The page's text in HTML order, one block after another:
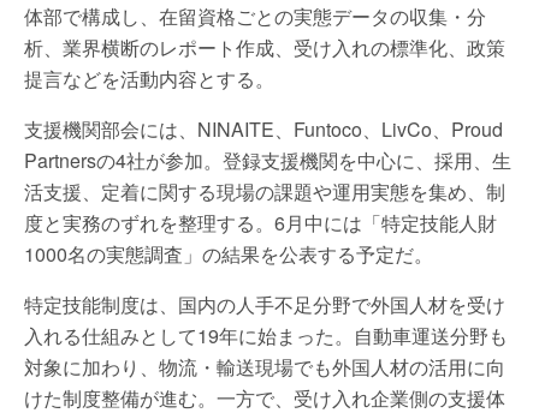
体部で構成し、在留資格ごとの実態データの収集・分
析、業界横断のレポート作成、受け入れの標準化、政策
提言などを活動内容とする。
支援機関部会には、NINAITE、Funtoco、LivCo、Proud
Partnersの4社が参加。登録支援機関を中心に、採用、生
活支援、定着に関する現場の課題や運用実態を集め、制
度と実務のずれを整理する。6月中には「特定技能人財
1000名の実態調査」の結果を公表する予定だ。
特定技能制度は、国内の人手不足分野で外国人材を受け
入れる仕組みとして19年に始まった。自動車運送分野も
対象に加わり、物流・輸送現場でも外国人材の活用に向
けた制度整備が進む。一方で、受け入れ企業側の支援体